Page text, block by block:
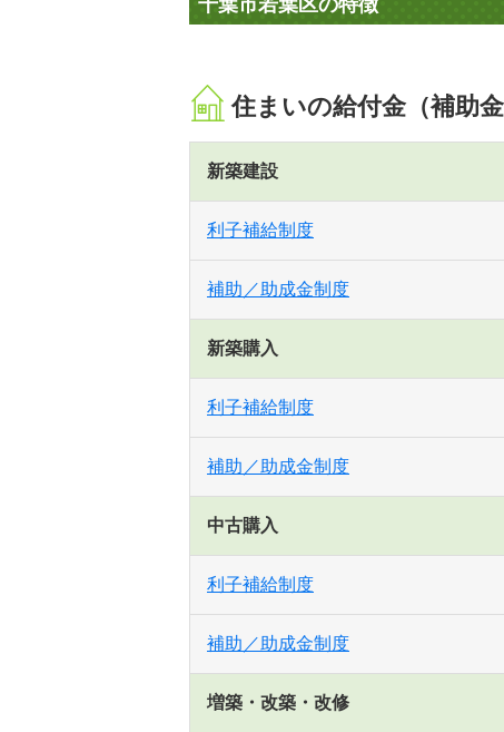
住まいの給付金（補助金
新築建設
利子補給制度
補助／助成金制度
新築購入
利子補給制度
補助／助成金制度
中古購入
利子補給制度
補助／助成金制度
増築・改築・改修